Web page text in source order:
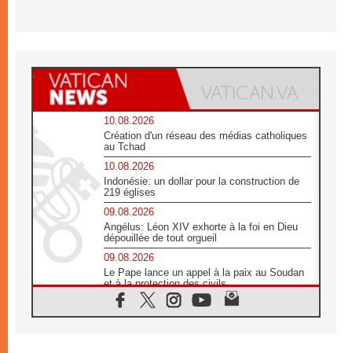
10.08.2026
Création d'un réseau des médias catholiques
au Tchad
10.08.2026
Indonésie: un dollar pour la construction de
219 églises
09.08.2026
Angélus: Léon XIV exhorte à la foi en Dieu
dépouillée de tout orgueil
09.08.2026
Le Pape lance un appel à la paix au Soudan
et à la protection des civils
09.08.2026
Déclaration d'Addis-Abeba du SCEAM sur